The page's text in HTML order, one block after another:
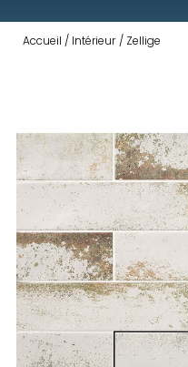
Accueil Intérieur Zellige